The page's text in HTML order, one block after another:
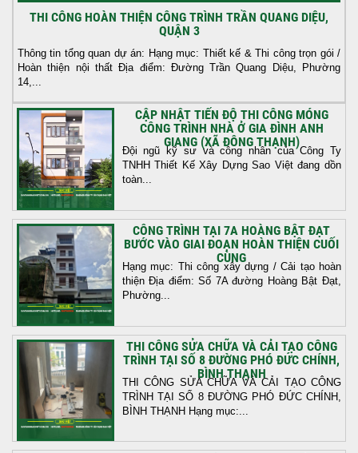
THI CÔNG HOÀN THIỆN CÔNG TRÌNH TRẦN QUANG DIỆU,
QUẬN 3
Thông tin tổng quan dự án: Hạng mục: Thiết kế & Thi công trọn gói /
Hoàn thiện nội thất Địa điểm: Đường Trần Quang Diệu, Phường
14,...
CẬP NHẬT TIẾN ĐỘ THI CÔNG MÓNG
CÔNG TRÌNH NHÀ Ở GIA ĐÌNH ANH
GIANG (XÃ ĐÔNG THẠNH)
Đội ngũ kỹ sư và công nhân của Công Ty
TNHH Thiết Kế Xây Dựng Sao Việt đang dồn
toàn...
CÔNG TRÌNH TẠI 7A HOÀNG BẬT ĐẠT
BƯỚC VÀO GIAI ĐOẠN HOÀN THIỆN CUỐI
CÙNG
Hạng mục: Thi công xây dựng / Cải tạo hoàn
thiện Địa điểm: Số 7A đường Hoàng Bật Đạt,
Phường...
THI CÔNG SỬA CHỮA VÀ CẢI TẠO CÔNG
TRÌNH TẠI SỐ 8 ĐƯỜNG PHÓ ĐỨC CHÍNH,
BÌNH THẠNH
THI CÔNG SỬA CHỮA VÀ CẢI TẠO CÔNG
TRÌNH TẠI SỐ 8 ĐƯỜNG PHÓ ĐỨC CHÍNH,
BÌNH THẠNH Hạng mục:...